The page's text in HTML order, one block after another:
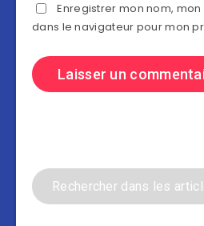
Enregistrer mon nom,
dans le navigateur pour mon